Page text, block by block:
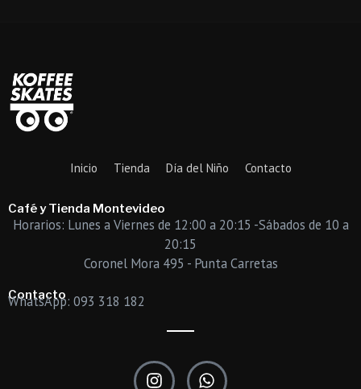
Inicio Tienda Día del Niño Contacto
Café y Tienda Montevideo
Horarios: Lunes a Viernes de 12:00 a 20:15 -Sábados de 10 a
20:15
Coronel Mora 495 - Punta Carretas
Contacto
WhatsApp: 093 318 182
I
W